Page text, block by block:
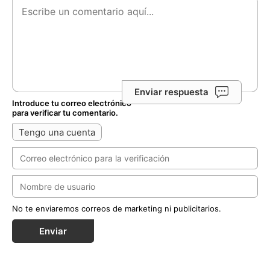
Enviar respuesta
Introduce tu correo electrónico
para verificar tu comentario.
Tengo una cuenta
No te enviaremos correos de marketing ni publicitarios.
Enviar